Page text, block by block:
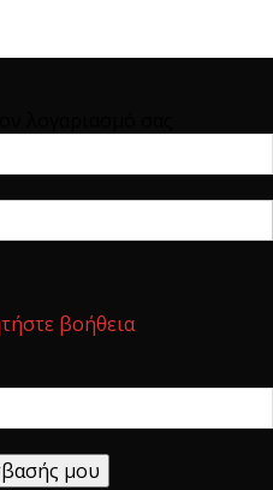
βοήθεια